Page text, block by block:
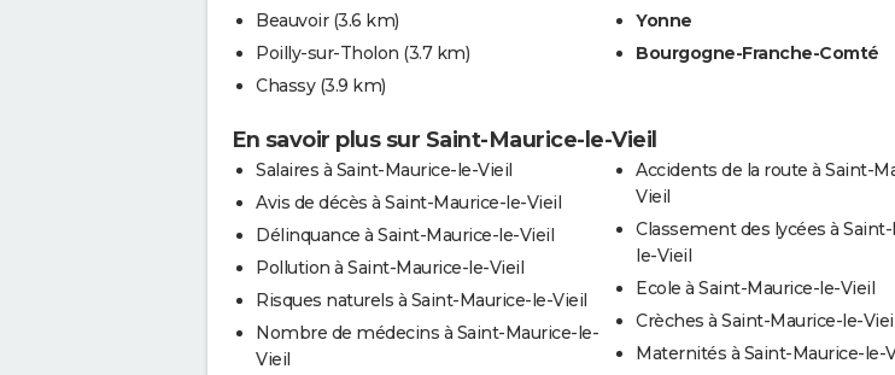
Beauvoir (3.6 km)
Poilly-sur-Tholon (3.7 km)
Chassy (3.9 km)
Yonne
Bourgogne-Franche-Comté
En savoir plus sur Saint-Maurice-le-Vieil
Salaires à Saint-Maurice-le-Vieil
Avis de décès à Saint-Maurice-le-Vieil
Délinquance à Saint-Maurice-le-Vieil
Pollution à Saint-Maurice-le-Vieil
Risques naturels à Saint-Maurice-le-Vieil
Nombre de médecins à Saint-Maurice-le-
Vieil
Accidents de la route à Saint-
Vieil
Classement des lycées à
le-Vieil
Ecole à Saint-Maurice-le-Vieil
Crèches à Saint-Maurice-le-
Maternités à Saint-Maurice-le-